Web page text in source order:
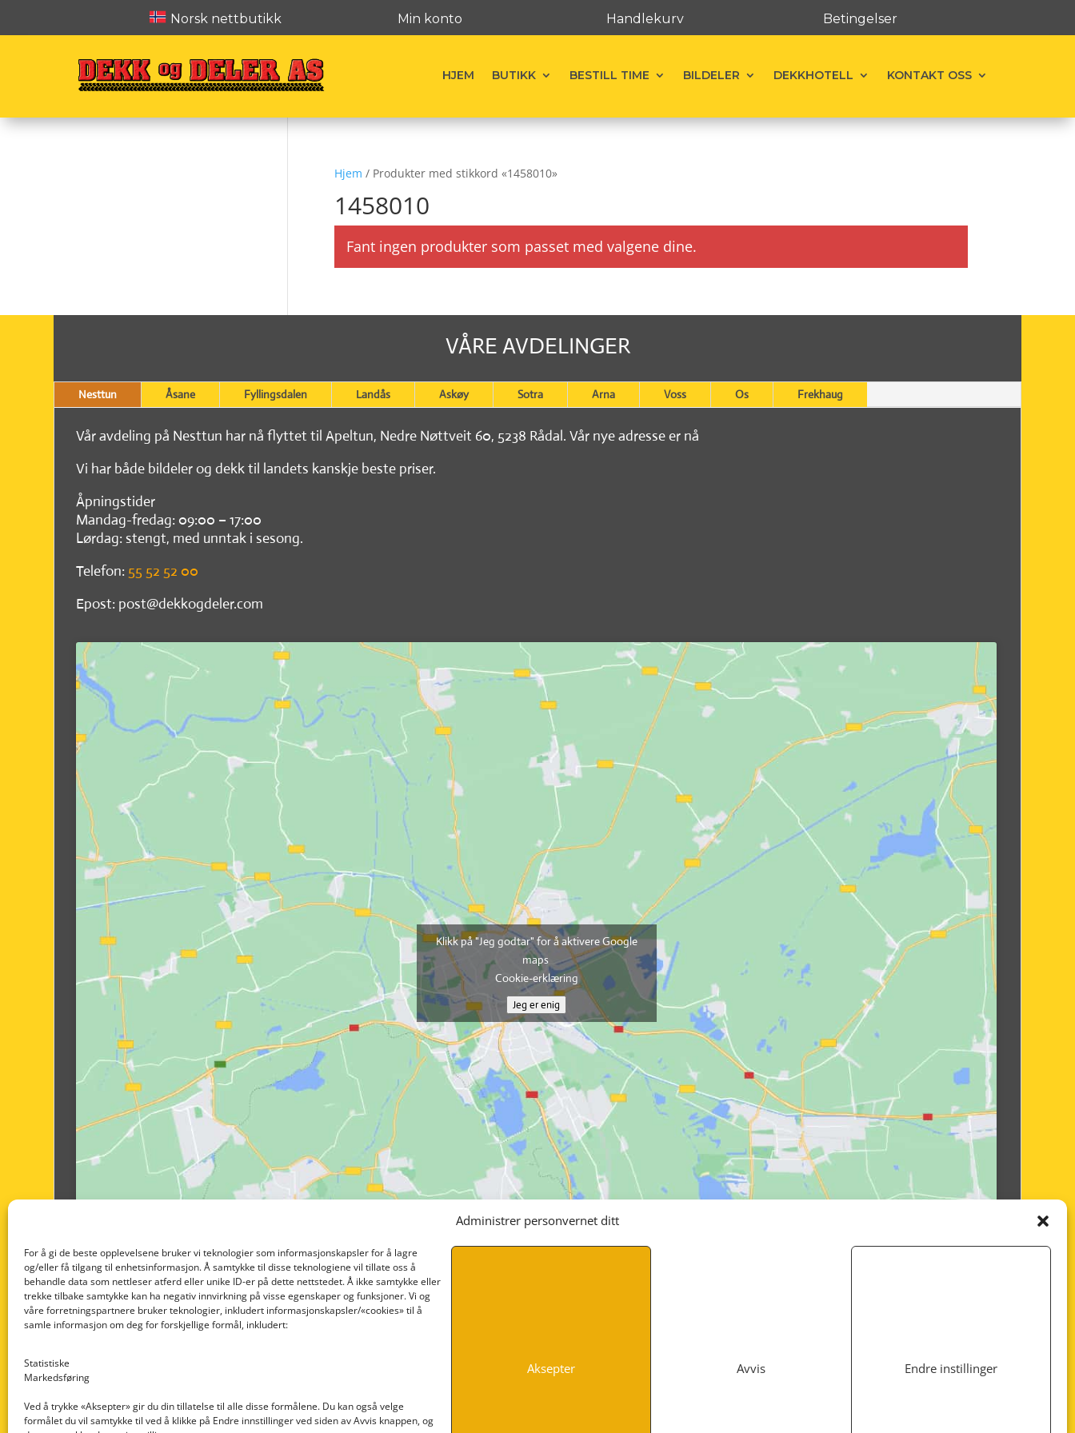
Administrer personvernet ditt
For å gi de beste opplevelsene bruker vi teknologier som informasjonskapsler for å lagre
og/eller få tilgang til enhetsinformasjon. Å samtykke til disse teknologiene vil tillate oss å
behandle data som nettleser atferd eller unike ID-er på dette nettstedet. Å ikke samtykke eller
trekke tilbake samtykke kan ha negativ innvirkning på visse egenskaper og funksjoner. Vi og
våre forretningspartnere bruker teknologier, inkludert informasjonskapsler/«cookies» til å
samle informasjon om deg for forskjellige formål, inkludert:
Statistiske
Markedsføring
Ved å trykke «Aksepter» gir du din tillatelse til alle disse formålene. Du kan også velge
formålet du vil samtykke til ved å klikke på Endre innstillinger ved siden av Avvis knappen, og
Aksepter Avvis Endre instillinger
Norsk nettbutikk Min konto Handlekurv Betingelser
HJEM BUTIKK BESTILL TIME BILDELER DEKKHOTELL KONTAKT OSS
Hjem / Produkter med stikkord «1458010»
1458010
Fant ingen produkter som passet med valgene dine.
VÅRE AVDELINGER
Nesttun Åsane Fyllingsdalen Landås Askøy Sotra Arna Voss Os Frekhaug
Vår avdeling på Nesttun har nå flyttet til Apeltun, Nedre Nøttveit 60, 5238 Rådal. Vår nye adresse er nå
Vi har både bildeler og dekk til landets kanskje beste priser.
Åpningstider
Mandag-fredag: 09:00 – 17:00
Lørdag: stengt, med unntak i sesong.
Telefon: 55 52 52 00
Epost: post@dekkogdeler.com
Klikk på "Jeg godtar" for å aktivere Google
maps
Cookie-erklæring
Jeg er enig
Nedre Nøttveit 60, 5238 Rådal
INFORMASJON